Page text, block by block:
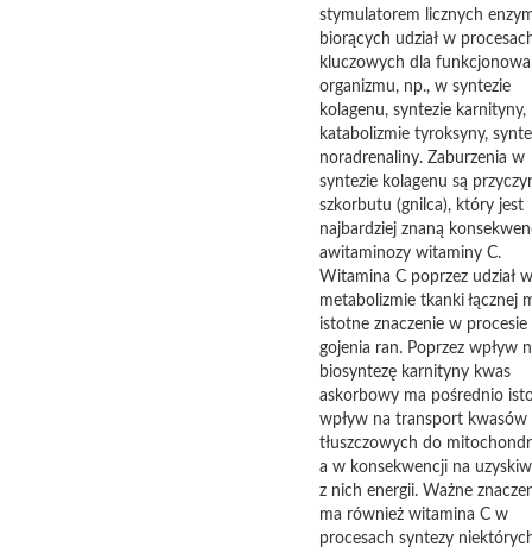
stymulatorem licznych
biorących udział w
kluczowych dla
organizmu, np., w syntezie
kolagenu, syntezie karnityny,
katabolizmie tyroksyny,
noradrenaliny. Zaburzenia w
syntezie kolagenu są
szkorbutu (gnilca), który jest
najbardziej znaną
awitaminozy witaminy C.
Witamina C poprzez udział w
metabolizmie tkanki łącznej
istotne znaczenie w procesie
gojenia ran. Poprzez wpływ
biosyntezę karnityny kwas
askorbowy ma pośrednio
wpływ na transport kwasów
tłuszczowych do
a w konsekwencji na
z nich energii. Ważne
ma również witamina C w
procesach syntezy